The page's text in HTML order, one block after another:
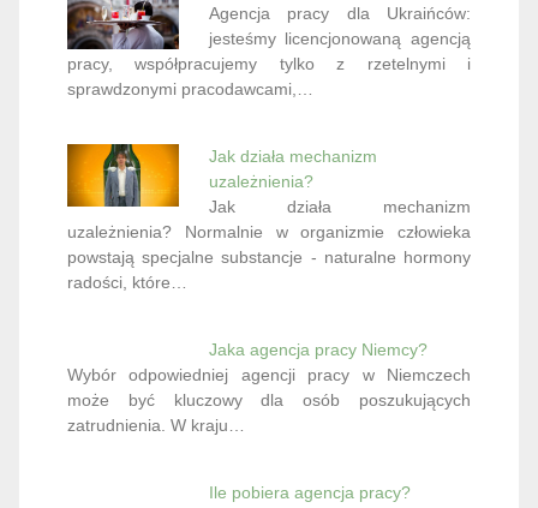
Agencja pracy dla Ukraińców:
jesteśmy licencjonowaną agencją
pracy, współpracujemy tylko z rzetelnymi i
sprawdzonymi pracodawcami,…
Jak działa mechanizm
uzależnienia?
Jak działa mechanizm
uzależnienia? Normalnie w organizmie człowieka
powstają specjalne substancje - naturalne hormony
radości, które…
Jaka agencja pracy Niemcy?
Wybór odpowiedniej agencji pracy w Niemczech
może być kluczowy dla osób poszukujących
zatrudnienia. W kraju…
Ile pobiera agencja pracy?